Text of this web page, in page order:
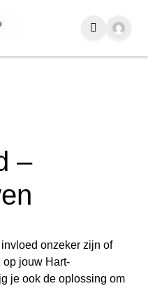
–
onzeker zijn of
jouw Hart-
je ook de oplossing om